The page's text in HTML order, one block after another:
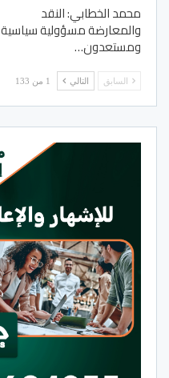
محمد الخطابي: النقد
والمعارضة مسؤولية سياسية
ومستعدون…
السابق التالي 1 من 133